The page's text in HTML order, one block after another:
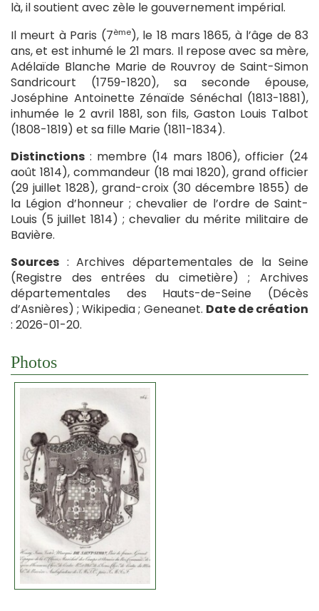
là, il soutient avec zèle le gouvernement impérial.
Il meurt à Paris (7ème), le 18 mars 1865, à l’âge de 83
ans, et est inhumé le 21 mars. Il repose avec sa mère,
Adélaïde Blanche Marie de Rouvroy de Saint-Simon
Sandricourt (1759-1820), sa seconde épouse,
Joséphine Antoinette Zénaïde Sénéchal (1813-1881),
inhumée le 2 avril 1881, son fils, Gaston Louis Talbot
(1808-1819) et sa fille Marie (1811-1834).
Distinctions : membre (14 mars 1806), officier (24
août 1814), commandeur (18 mai 1820), grand officier
(29 juillet 1828), grand-croix (30 décembre 1855) de
la Légion d’honneur ; chevalier de l’ordre de Saint-
Louis (5 juillet 1814) ; chevalier du mérite militaire de
Bavière.
Sources : Archives départementales de la Seine
(Registre des entrées du cimetière) ; Archives
départementales des Hauts-de-Seine (Décès
d’Asnières) ; Wikipedia ; Geneanet. Date de création
: 2026-01-20.
Photos